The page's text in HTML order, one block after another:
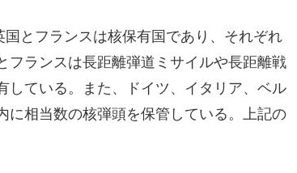
とフランスは核保有国であり、それぞれ
フランスは長距離弾道ミサイルや長距離戦
している。また、ドイツ、イタリア、ベル
に相当数の核弾頭を保管している。上記の